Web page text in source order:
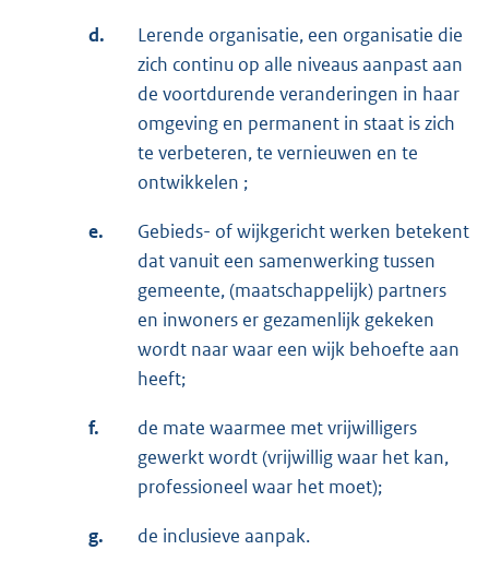
d.
Lerende organisatie, een organisatie die
zich continu op alle niveaus aanpast aan
de voortdurende veranderingen in haar
omgeving en permanent in staat is zich
te verbeteren, te vernieuwen en te
ontwikkelen ;
e.
Gebieds- of wijkgericht werken betekent
dat vanuit een samenwerking tussen
gemeente, (maatschappelijk) partners
en inwoners er gezamenlijk gekeken
wordt naar waar een wijk behoefte aan
heeft;
f.
de mate waarmee met vrijwilligers
gewerkt wordt (vrijwillig waar het kan,
professioneel waar het moet);
g. de inclusieve aanpak.